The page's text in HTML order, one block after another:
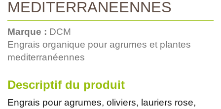
MEDITERRANEENNES
Marque : DCM
Engrais organique pour agrumes et plantes
mediterranéennes
Descriptif du produit
Engrais pour agrumes, oliviers, lauriers rose,